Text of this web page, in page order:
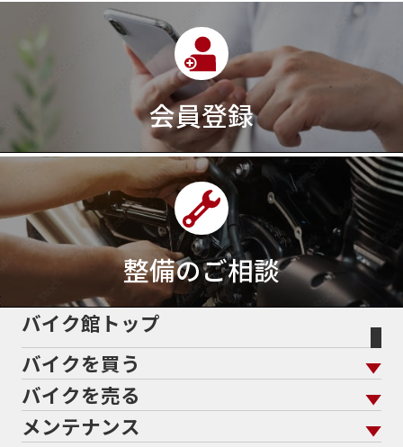
390DUKE390アドベンチャー
3気筒エンジン
3気筒クロスプレーン3点パニア
3輪スポーツバイク400400X ABS400cc
400ccアメリカン400アメリカン
400ｃｃスポーツ400ｃｃモタード
43馬力464848ps4D94V 4ストローク
4ミニ4月4気筒5/31 5000円 500cc
50cc
50cc新車50cc限定50th Anniversary
50thAnniversary50th記念モデル50周年
50周年記念モデル5600シリーズ
5インチカラーTFT液晶5バルブ5月600cc
60Thモデル 60th
61馬力636cc
689cc690SMCR
701エンデューロ72PS750750cc75th
会員登録
整備のご相談
バイク館トップ
バイクを買う
バイクを買う トップ
バイクを探す
走行距離から探す
バイクを売る
バイクを売る トップ
メンテナンス